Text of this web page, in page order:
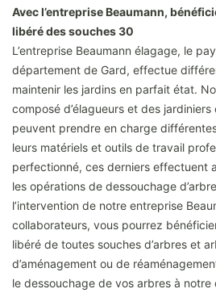
Avec l’entreprise Beaumann,
libéré des souches 30
L’entreprise Beaumann élagage, le
département de Gard, effectue
maintenir les jardins en parfait état.
composé d’élagueurs et des
peuvent prendre en charge
leurs matériels et outils de travail
perfectionné, ces derniers effectuent
les opérations de dessouchage
l’intervention de notre entreprise
collaborateurs, vous pourrez
libéré de toutes souches d’arbres et
d’aménagement ou de
le dessouchage de vos arbres à